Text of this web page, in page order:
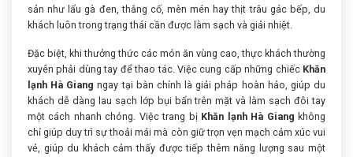
sản như lẩu gà đen, thắng cố, mèn mén hay thịt trâu gác bếp, du
khách luôn trong trạng thái cần được làm sạch và giải nhiệt.
Đặc biệt, khi thưởng thức các món ăn vùng cao, thực khách thường
xuyên phải dùng tay để thao tác. Việc cung cấp những chiếc Khăn
lạnh Hà Giang ngay tại bàn chính là giải pháp hoàn hảo, giúp du
khách dễ dàng lau sạch lớp bụi bẩn trên mặt và làm sạch đôi tay
một cách nhanh chóng. Việc trang bị Khăn lạnh Hà Giang không
chỉ giúp duy trì sự thoải mái mà còn giữ trọn vẹn mạch cảm xúc vui
vẻ, giúp du khách cảm thấy được tiếp thêm năng lượng sau một